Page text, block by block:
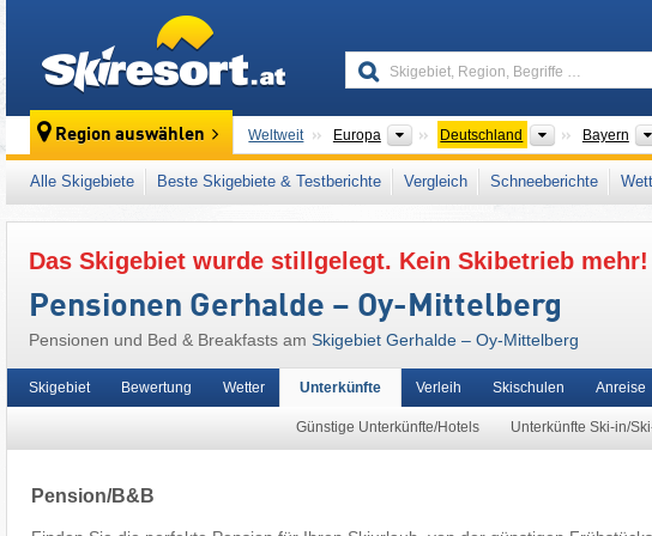
Region auswählen Weltweit Europa Kontinente
Deutschland LänderBayern
Dieses Skigebiet liegt auch in: Allgäuer Alpen, Allgäu
Mitteleuropa Europäische Union
Alle Skigebiete Beste Skigebiete & Testberichte Vergleich Schneeberichte
Das Skigebiet wurde stillgelegt. Kein Skibetrieb mehr!
Pensionen Gerhalde – Oy-Mittelberg
Pensionen und Bed & Breakfasts am Skigebiet Gerhalde – Oy-Mittelberg
Skigebiet Bewertung Wetter Unterkünfte
Günstige Unterkünfte/Hotels Unterkünfte Ski-in/
Verleih Skischulen Anreise
Pension/B&B